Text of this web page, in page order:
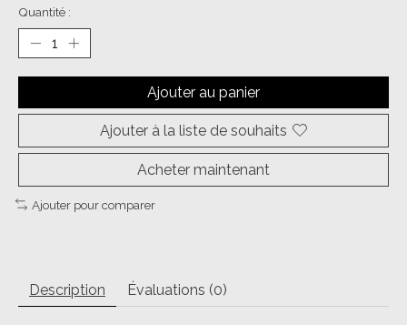
Quantité :
Ajouter au panier
Ajouter à la liste de souhaits
Acheter maintenant
Ajouter pour comparer
Description Évaluations (0)